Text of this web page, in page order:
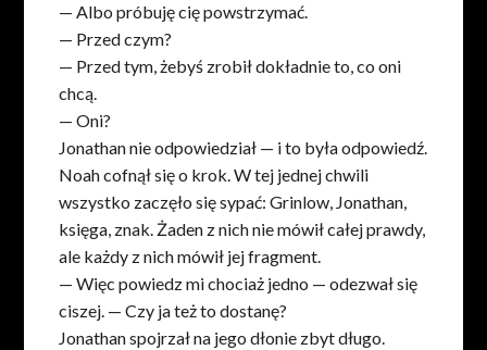
— Albo próbuję cię powstrzymać.
— Przed czym?
— Przed tym, żebyś zrobił dokładnie to, co oni
chcą.
— Oni?
Jonathan nie odpowiedział — i to była odpowiedź.
Noah cofnął się o krok. W tej jednej chwili
wszystko zaczęło się sypać: Grinlow, Jonathan,
księga, znak. Żaden z nich nie mówił całej prawdy,
ale każdy z nich mówił jej fragment.
— Więc powiedz mi chociaż jedno — odezwał się
ciszej. — Czy ja też to dostanę?
Jonathan spojrzał na jego dłonie zbyt długo.